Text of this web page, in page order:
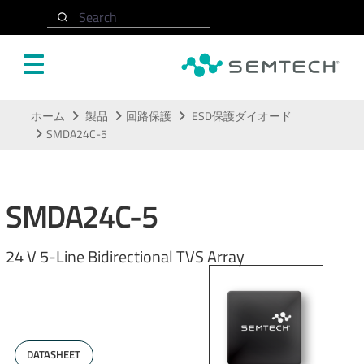
Search
ホーム 製品 回路保護
ESD保護ダイオード
SMDA24C-5
SMDA24C-5
24 V 5-Line Bidirectional TVS Array
DATASHEET